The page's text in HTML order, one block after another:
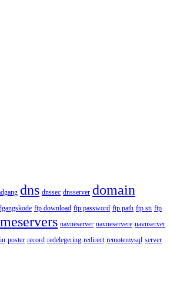
dns dnssec dnsserver domain
ftp download ftp password ftp path ftp sti ftp
navneserver navneservere navnserver
poster record redelegering redirect remotemysql server